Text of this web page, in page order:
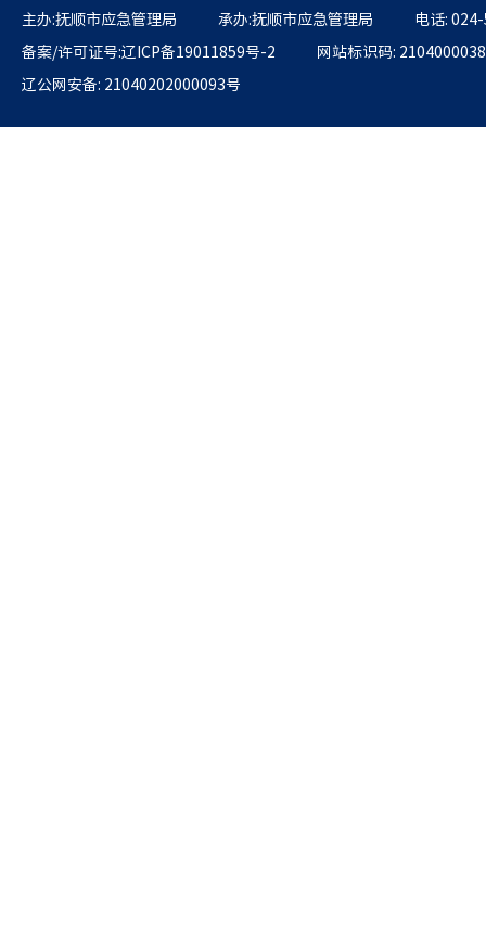
主办:抚顺市应急管理局
承办:抚顺市应急管理局
电话:
备案/许可证号:辽ICP备19011859号-2
网站标识码: 2104000038
辽公网安备: 21040202000093号